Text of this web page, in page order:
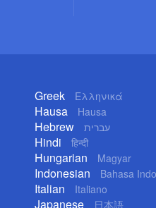
Greek Ελληνικά
Hausa Hausa
Hebrew עברית
Hindi हिन्दी
Hungarian Magyar
Indonesian Bahasa
Italian Italiano
Japanese 日本語